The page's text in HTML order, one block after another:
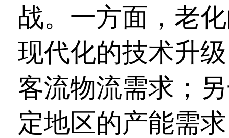
战。一方面，老
现代化的技术升
客流物流需求；
定地区的产能需